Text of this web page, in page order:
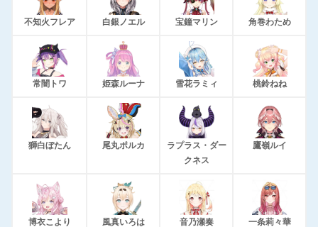
不知火フレア 白銀ノエル 宝鐘マリン 角巻わため
常闇トワ 姫森ルーナ 雪花ラミィ 桃鈴ねね
獅白ぼたん 尾丸ポルカ
ラプラス・ダー
クネス
鷹嶺ルイ
博衣こより 風真いろは 音乃瀬奏 一条莉々華